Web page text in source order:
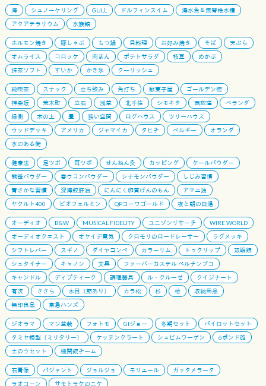
海 シュノーケリング GULL ドルフィンスイム
海水魚＆無脊椎水槽
アクアテラリウム
水族館
ホルモン焼き 豚しゃぶ もつ鍋 貝料理 お好み焼き そば
天ぷら
オムライス
コロッケ 肉まん ポテトサラダ 枝豆
めかぶ
抹茶ソフト
すいか かき氷 クーリッシュ
純喫茶 スナック 立ち飲み 角打ち 駄菓子屋
ゴールデン街
神楽坂
荒木町 立石 浅草 北千住 シモキタ 西荻窪
ベランダ
縁側
木の上 畳 狭い空間 ログハウス
ツリーハウス
ウッドデッキ
アメリカ ジャマイカ タヒチ ベルギー
オランダ
水のある街
健康法 足ツボ 耳ツボ せんねん灸 カッピング
ケールパウダー
熊笹パウダー
春ウコンパウダー シナモンパウダー
しじみ習慣
青さかな習慣
深海鮫肝油 にんにく卵黄げんのもん
アマニ油
ヤクルト400
ビオフェルミン QPコーワゴールド 夜と朝の白湯
オーディオ B&W MUSICAL FIDELITY ユニゾンリサーチ
WIRE WORLD
オーディオクエスト
オヤイデ電気 クロモリのロードレーサー
ラグメッキ
シフトレバー
スギノ ダイヤコンペ カラーリム トゥクリップ
双眼鏡
シュタイナー
キャノン 文具
ファーバーカステル ペルナンブコ
キャンドル
ディプティーク 調理器具 ル・クルーゼ
クイジナート
有次
ささら 木目（節あり） カラ松 杉 桧
収納用品
無印良品
東急ハンズ
ジオラマ マン盆栽 フォトモ GIジョー 冬期セット
パイロットセット
タミヤ模型（ミリタリー）
ケッテンクラート シュビムワーゲン
6ポンド砲
土のうセット
機関銃チーム
石膏像 パジャント ジョルジョ モリエール
ガッタメラータ
ラオコーン
サモトラケのニケ